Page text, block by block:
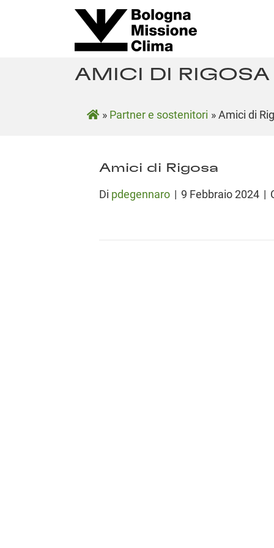
AMICI DI RIGOSA
» Partner e sostenitori »Amici di
Amici di Rigosa
Di pdegennaro | 9 Febbraio 2024 |